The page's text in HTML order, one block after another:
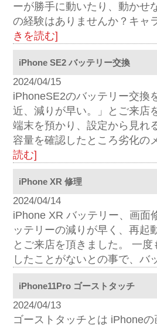
ーが勝手に動いたり、動かせ
の経験はありませんか？キャ
きを読む]
iPhone SE2 バッテリー交換
2024/04/15
iPhoneSE2のバッテリー交換
近、減りが早い。」とご来店
端末を預かり、設定から見れ
容量を確認したところ劣化の
読む]
iPhone XR 修理
2024/04/14
iPhone XR バッテリー、画面
ッテリーの減りが早く、再起
とご来店を頂きました。 一
したことがないとの事で、バ
iPhone11Pro ゴーストタッチ
2024/04/13
ゴーストタッチとは iPhone